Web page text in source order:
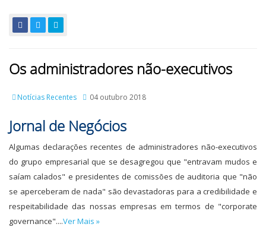
Os administradores não-executivos
Notícias Recentes 04 outubro 2018
Jornal de Negócios
Algumas declarações recentes de administradores não-executivos
do grupo empresarial que se desagregou que "entravam mudos e
saíam calados" e presidentes de comissões de auditoria que "não
se aperceberam de nada" são devastadoras para a credibilidade e
respeitabilidade das nossas empresas em termos de "corporate
governance"....Ver Mais »